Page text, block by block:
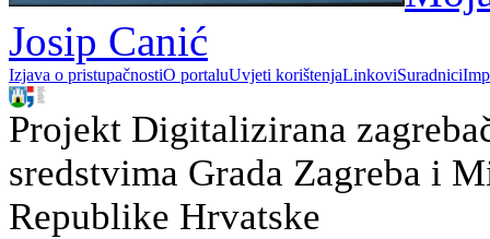
Josip Canić
Izjava o pristupačnostiO portaluUvjeti korištenjaLinkoviSuradnici
Projekt Digitalizirana
sredstvima Grada Zagreba i
Republike Hrvatske